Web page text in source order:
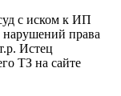
с иском к ИП
права
Истец
ТЗ на сайте